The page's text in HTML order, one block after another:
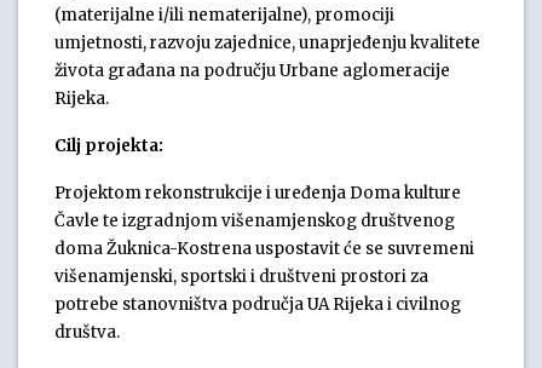
(materijalne i/ili nematerijalne), promociji
umjetnosti, razvoju zajednice, unaprjeđenju kvalitete
života građana na području Urbane aglomeracije
Rijeka.
Cilj projekta:
Projektom rekonstrukcije i uređenja Doma kulture
Čavle te izgradnjom višenamjenskog društvenog
doma Žuknica-Kostrena uspostavit će se suvremeni
višenamjenski, sportski i društveni prostori za
potrebe stanovništva područja UA Rijeka i civilnog
društva.